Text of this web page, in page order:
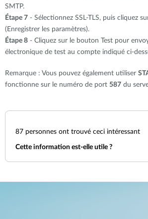
SMTP.
Étape 7 - Sélectionnez SSL-TLS, puis cliquez
(Enregistrer les paramètres).
Étape 8 - Cliquez sur le bouton Test pour
électronique de test au compte indiqué ci-
Remarque : Vous pouvez également utiliser
fonctionne sur le numéro de port 587 du
87 personnes ont trouvé ceci intéressant
Cette information est-elle utile ?